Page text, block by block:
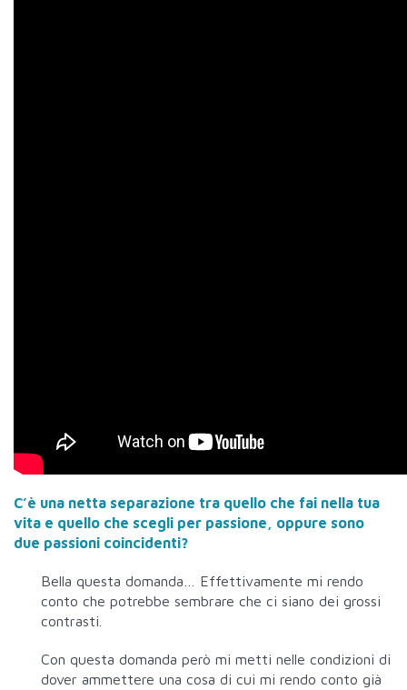
C’è una netta separazione tra quello che fai nella tua
vita e quello che scegli per passione, oppure sono
due passioni coincidenti?
Bella questa domanda… Effettivamente mi rendo
conto che potrebbe sembrare che ci siano dei grossi
contrasti.
Con questa domanda però mi metti nelle condizioni di
dover ammettere una cosa di cui mi rendo conto già